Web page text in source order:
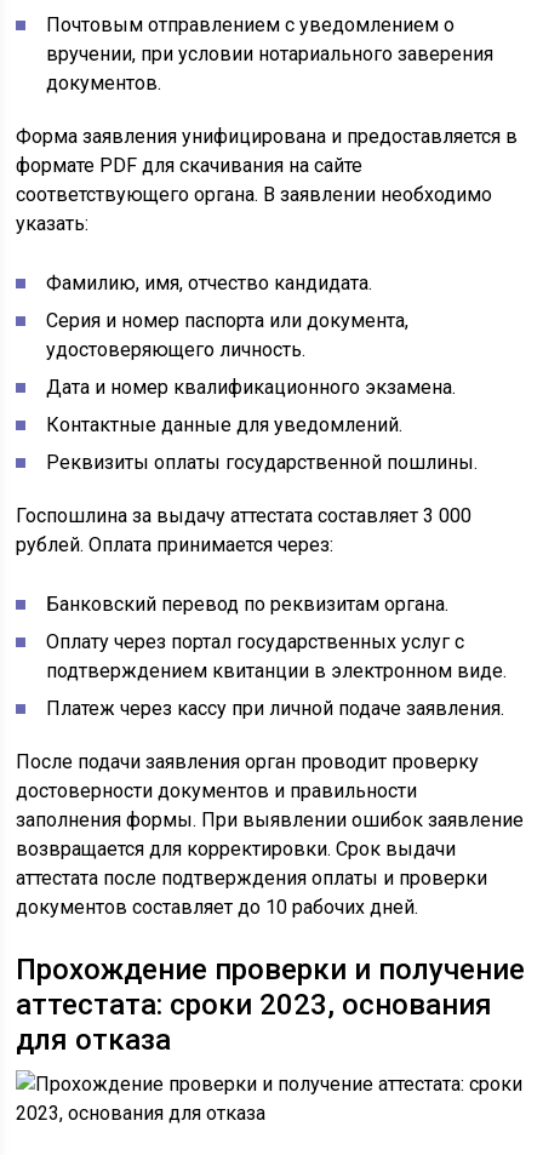
Почтовым отправлением с уведомлением о
вручении, при условии нотариального заверения
документов.
Форма заявления унифицирована и предоставляется в
формате PDF для скачивания на сайте
соответствующего органа. В заявлении необходимо
указать:
Фамилию, имя, отчество кандидата.
Серия и номер паспорта или документа,
удостоверяющего личность.
Дата и номер квалификационного экзамена.
Контактные данные для уведомлений.
Реквизиты оплаты государственной пошлины.
Госпошлина за выдачу аттестата составляет 3 000
рублей. Оплата принимается через:
Банковский перевод по реквизитам органа.
Оплату через портал государственных услуг с
подтверждением квитанции в электронном виде.
Платеж через кассу при личной подаче заявления.
После подачи заявления орган проводит проверку
достоверности документов и правильности
заполнения формы. При выявлении ошибок заявление
возвращается для корректировки. Срок выдачи
аттестата после подтверждения оплаты и проверки
документов составляет до 10 рабочих дней.
Прохождение проверки и получение
аттестата: сроки 2023, основания
для отказа